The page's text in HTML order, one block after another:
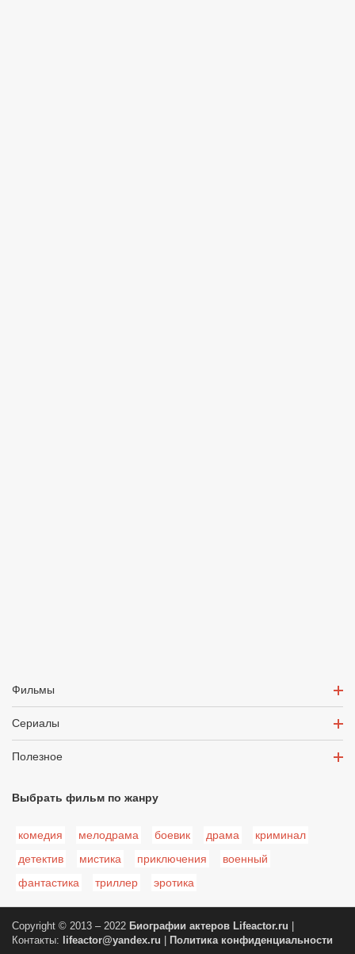
Фильмы
Сериалы
Полезное
Выбрать фильм по жанру
комедия мелодрама боевик драма
криминал
детектив
мистика приключения
военный
фантастика
триллер эротика
Copyright © 2013 – 2022 Биографии актеров Lifeactor.ru
Контакты:
lifeactor@yandex.ru Политика конфиденциальности